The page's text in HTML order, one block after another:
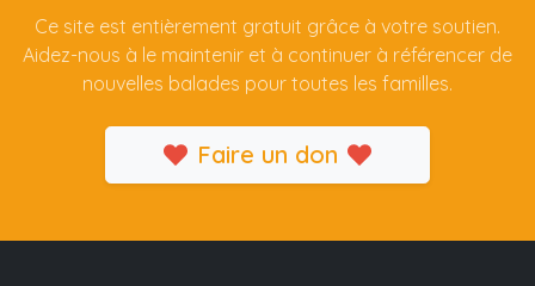
Ce site est entièrement gratuit grâce à votre soutien.
Aidez-nous à le maintenir et à continuer à référencer de
nouvelles balades pour toutes les familles.
Faire un don